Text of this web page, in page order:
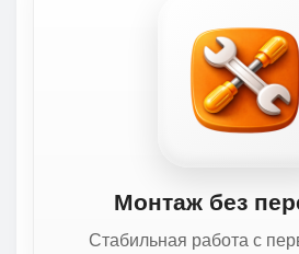
Монтаж без
Стабильная работа с